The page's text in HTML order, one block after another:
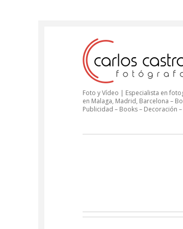
Foto y Vídeo | Especialista en
en Malaga, Madrid, Barcelona –
Publicidad – Books – Decoración